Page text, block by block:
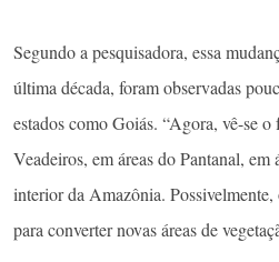
Segundo a pesquisadora, essa
última década, foram observadas
estados como Goiás. “Agora, vê-se o
Veadeiros, em áreas do Pantanal,
interior da Amazônia.
para converter novas áreas de